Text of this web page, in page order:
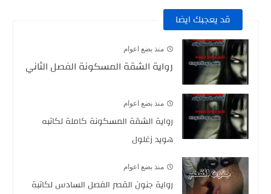
قد يعجبك ايضا
منذ بضع اعوام
رواية الشقة المسكونة الفصل الثاني
منذ بضع اعوام
رواية الشقة المسكونة كاملة لكاتبه
هويد زغلول
منذ بضع اعوام
رواية جنون القصر الفصل السادس لكاتبة